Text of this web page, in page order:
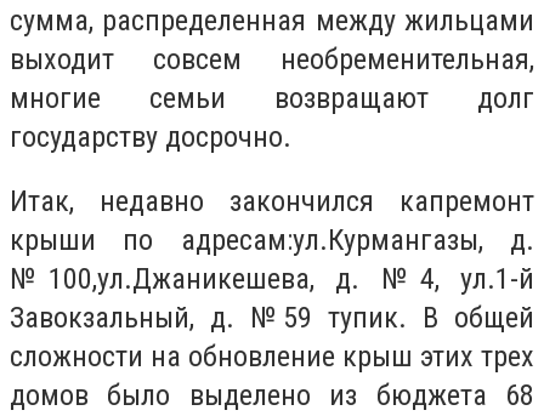
сумма, распределенная между жильцами
выходит совсем необременительная,
многие семьи возвращают долг
государству досрочно.
Итак, недавно закончился капремонт
крыши по адресам:ул.Курмангазы, д.
№100,ул.Джаникешева, д. №4, ул.1-й
Завокзальный, д. №59 тупик. В общей
сложности на обновление крыш этих трех
домов было выделено из бюджета 68